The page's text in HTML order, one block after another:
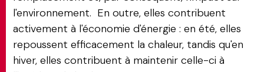
l'environnement. En outre, elles contribuent
activement à l'économie d'énergie : en été, elles
repoussent efficacement la chaleur, tandis qu'en
hiver, elles contribuent à maintenir celle-ci à